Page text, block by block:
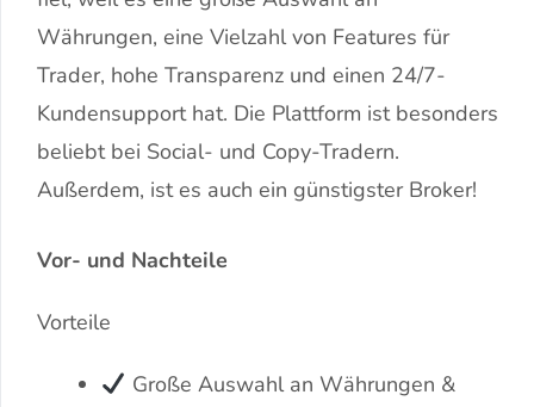
Währungen, eine Vielzahl von Features für
Trader, hohe Transparenz und einen 24/7-
Kundensupport hat. Die Plattform ist besonders
beliebt bei Social- und Copy-Tradern.
Außerdem, ist es auch ein günstigster Broker!
Vor- und Nachteile
Vorteile
Große Auswahl an Währungen &